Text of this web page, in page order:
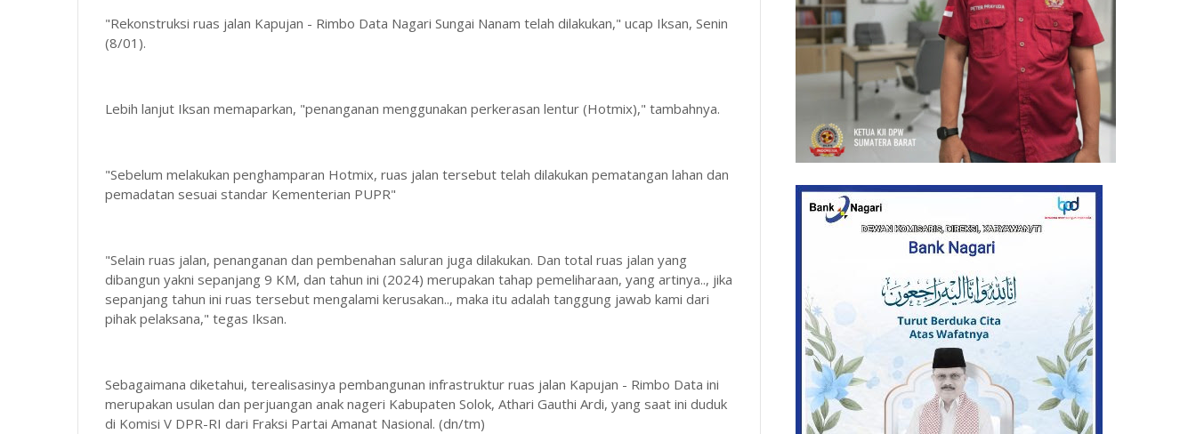
"Rekonstruksi ruas jalan Kapujan - Rimbo Data Nagari Sungai Nanam telah dilakukan," ucap Iksan, Senin
(8/01).
Lebih lanjut Iksan memaparkan, "penanganan menggunakan perkerasan lentur (Hotmix)," tambahnya.
"Sebelum melakukan penghamparan Hotmix, ruas jalan tersebut telah dilakukan pematangan lahan dan
pemadatan sesuai standar Kementerian PUPR"
"Selain ruas jalan, penanganan dan pembenahan saluran juga dilakukan. Dan total ruas jalan yang
dibangun yakni sepanjang 9 KM, dan tahun ini (2024) merupakan tahap pemeliharaan, yang artinya.., jika
sepanjang tahun ini ruas tersebut mengalami kerusakan.., maka itu adalah tanggung jawab kami dari
pihak pelaksana," tegas Iksan.
Sebagaimana diketahui, terealisasinya pembangunan infrastruktur ruas jalan Kapujan - Rimbo Data ini
merupakan usulan dan perjuangan anak nageri Kabupaten Solok, Athari Gauthi Ardi, yang saat ini duduk
di Komisi V DPR-RI dari Fraksi Partai Amanat Nasional. (dn/tm)